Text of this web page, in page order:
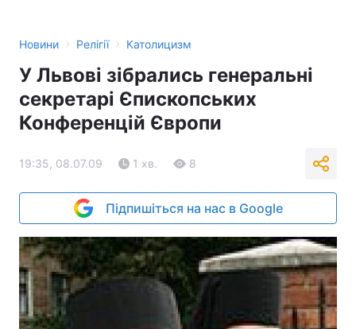
Новини › Релігії › Католицизм
У Львові зібрались генеральні
секретарі Єпископських
Конференцій Європи
19:35, 08.07.09 1 хв. 8
Підпишіться на нас в Google